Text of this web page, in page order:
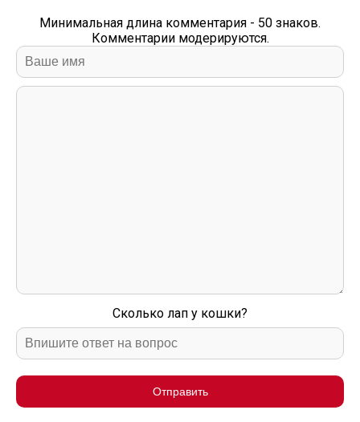
Минимальная длина комментария - 50 знаков.
Комментарии модерируются.
Сколько лап у кошки?
Отправить